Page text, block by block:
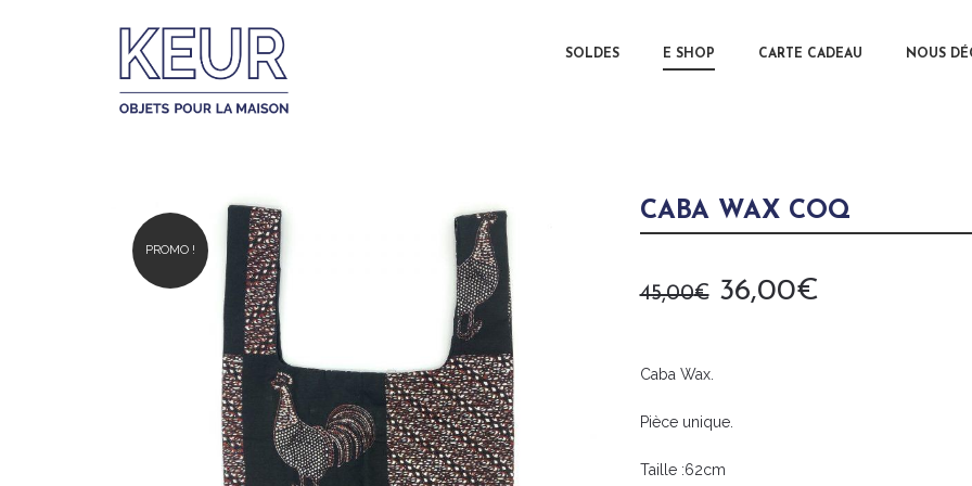
SKIP TO
SKIP TO
SOLDES E SHOP CARTE CADEAU NOUS
PROMO !
CABA WAX COQ
45,00€ Le
36,00€Le
Caba Wax.
Pièce unique.
Taille :62cm